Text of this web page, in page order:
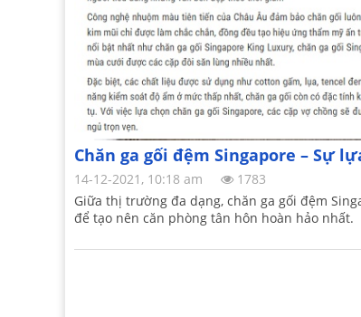
Chăn ga gối đệm Singapore – Sự
14-12-2021, 10:18 am
1783
Giữa thị trường đa dạng, chăn ga gối đệm
để tạo nên căn phòng tân hôn hoàn hảo nhất.